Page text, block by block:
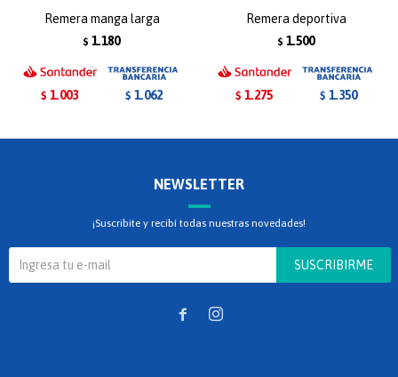
Remera manga larga
$ 1.180
$ 1.003 $ 1.062
Remera deportiva
$ 1.500
$ 1.275 $ 1.350
NEWSLETTER
¡Suscribite y recibí todas nuestras novedades!
SUSCRIBIRME
 